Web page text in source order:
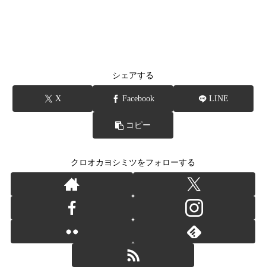
シェアする
X Facebook LINE
コピー
クロオカヨシミツをフォローする